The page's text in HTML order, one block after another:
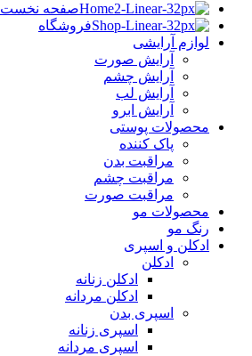
صفحه نخست
فروشگاه
لوازم آرایشی
آرایش صورت
آرایش چشم
آرایش لب
آرایش ابرو
محصولات پوستی
پاک کننده
مراقبت بدن
مراقبت چشم
مراقبت صورت
محصولات مو
رنگ مو
ادکلن و اسپری
ادکلن
ادکلن زنانه
ادکلن مردانه
اسپری بدن
اسپری زنانه
اسپری مردانه